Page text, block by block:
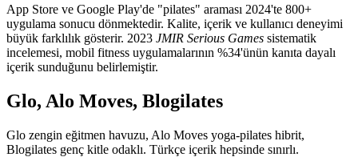
App Store ve Google Play'de "pilates" araması 2024'te 800+
uygulama sonucu dönmektedir. Kalite, içerik ve kullanıcı deneyimi
büyük farklılık gösterir. 2023 JMIR Serious Games sistematik
incelemesi, mobil fitness uygulamalarının %34'ünün kanıta dayalı
içerik sunduğunu belirlemiştir.
Glo, Alo Moves, Blogilates
Glo zengin eğitmen havuzu, Alo Moves yoga-pilates hibrit,
Blogilates genç kitle odaklı. Türkçe içerik hepsinde sınırlı.